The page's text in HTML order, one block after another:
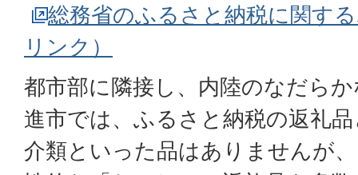
総務省のふるさと納税に関す
リンク）
都市部に隣接し、内陸のなだら
進市では、ふるさと納税の返礼
介類といった品はありませんが